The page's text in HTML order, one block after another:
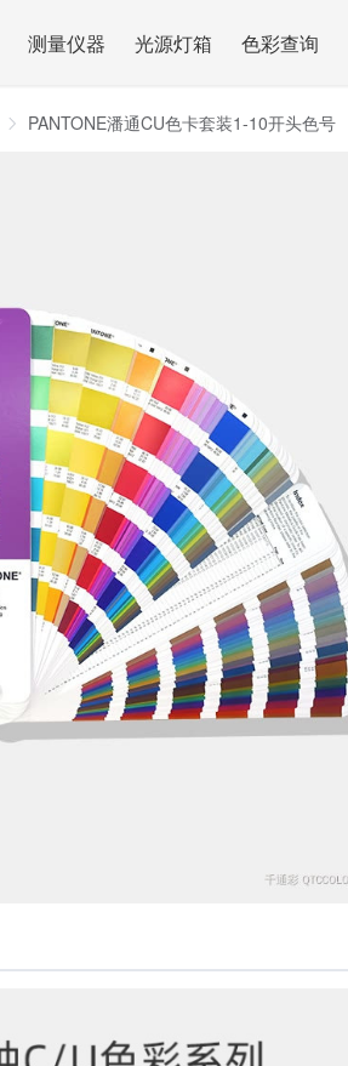
测量仪器 光源灯箱 色彩查询
PANTONE潘通CU色卡套装1-10开头色号